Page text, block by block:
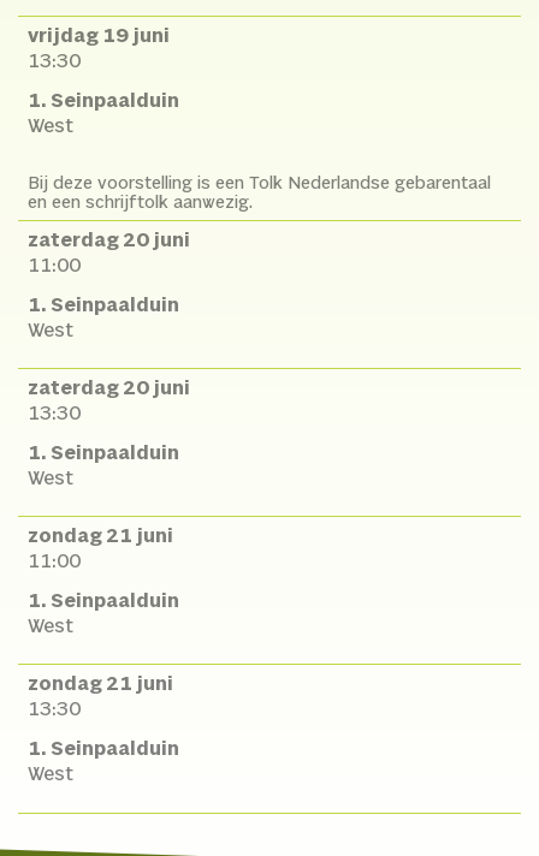
vrijdag 19 juni
13:30
1. Seinpaalduin
West
Bij deze voorstelling is een Tolk Nederlandse gebarentaal
en een schrijftolk aanwezig.
zaterdag 20 juni
11:00
1. Seinpaalduin
West
zaterdag 20 juni
13:30
1. Seinpaalduin
West
zondag 21 juni
11:00
1. Seinpaalduin
West
zondag 21 juni
13:30
1. Seinpaalduin
West